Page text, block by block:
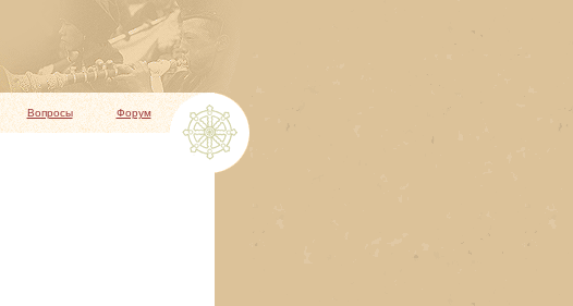
Вопросы Форум